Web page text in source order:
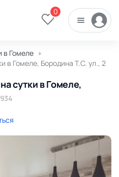
0
в Гомеле
в Гомеле, Бородина Т.С. ул., 2
сутки в Гомеле,